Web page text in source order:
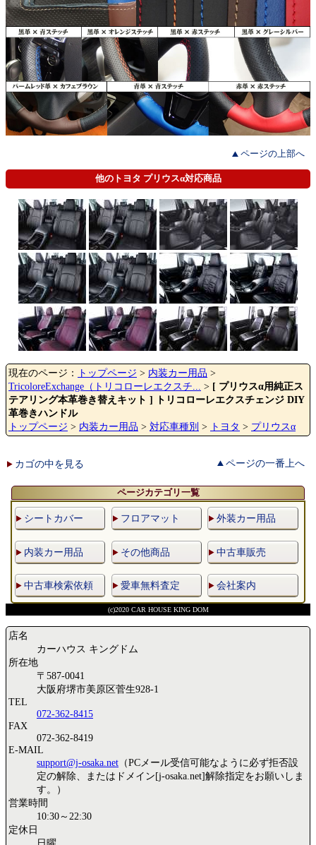
ページの上部へ
他のトヨタ プリウスα対応商品
現在のページ： トップページ > 内装カー用品 >
TricoloreExchange（トリコローレエクスチ...
> [ プリウスα用純正ス
テアリング本革巻き替えキット ] トリコローレエクスチェンジ DIY
革巻きハンドル
トップページ > 内装カー用品 > 対応車種別 > トヨタ > プリウスα
カゴの中を見る ページの一番上へ
ページカテゴリ一覧
シートカバー フロアマット 外装カー用品
内装カー用品 その他商品 中古車販売
中古車検索依頼 愛車無料査定 会社案内
(c)2020 CAR HOUSE KING DOM
店名
カーハウス キングドム
所在地
〒587-0041
大阪府堺市美原区菅生928-1
TEL
072-362-8415
FAX
072-362-8419
E-MAIL
support@j-osaka.net （PCメール受信可能なように必ず拒否設
定の解除、またはドメイン[j-osaka.net]解除指定をお願いしま
す。）
営業時間
10:30～22:30
定休日
日曜